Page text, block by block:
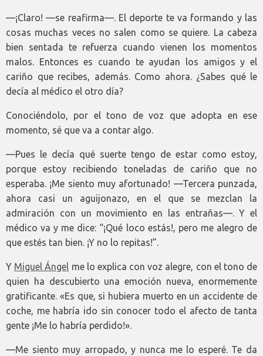
—¡Claro! —se reafirma—. El deporte te va formando y las
cosas muchas veces no salen como se quiere. La cabeza
bien sentada te refuerza cuando vienen los momentos
malos. Entonces es cuando te ayudan los amigos y el
cariño que recibes, además. Como ahora. ¿Sabes qué le
decía al médico el otro día?
Conociéndolo, por el tono de voz que adopta en ese
momento, sé que va a contar algo.
—Pues le decía qué suerte tengo de estar como estoy,
porque estoy recibiendo toneladas de cariño que no
esperaba. ¡Me siento muy afortunado! —Tercera punzada,
ahora casi un aguijonazo, en el que se mezclan la
admiración con un movimiento en las entrañas—. Y el
médico va y me dice: “¡Qué loco estás!, pero me alegro de
que estés tan bien. ¡Y no lo repitas!”.
Y Miguel Ángel me lo explica con voz alegre, con el tono de
quien ha descubierto una emoción nueva, enormemente
gratificante. «Es que, si hubiera muerto en un accidente de
coche, me habría ido sin conocer todo el afecto de tanta
gente ¡Me lo habría perdido!».
—Me siento muy arropado, y nunca me lo esperé. Te da